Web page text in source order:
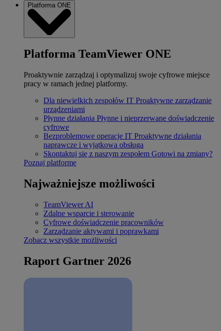
Platforma ONE
Platforma TeamViewer ONE
Proaktywnie zarządzaj i optymalizuj swoje cyfrowe miejsce
pracy w ramach jednej platformy.
Dla niewielkich zespołów IT Proaktywne zarządzanie
urządzeniami
Płynne działania Płynne i nieprzerwane doświadczenie
cyfrowe
Bezproblemowe operacje IT Proaktywne działania
naprawcze i wyjątkowa obsługa
Skontaktuj się z naszym zespołem Gotowi na zmiany?
Poznaj platformę
Najważniejsze możliwości
TeamViewer AI
Zdalne wsparcie i sterowanie
Cyfrowe doświadczenie pracowników
Zarządzanie aktywami i poprawkami
Zobacz wszystkie możliwości
Raport Gartner 2026